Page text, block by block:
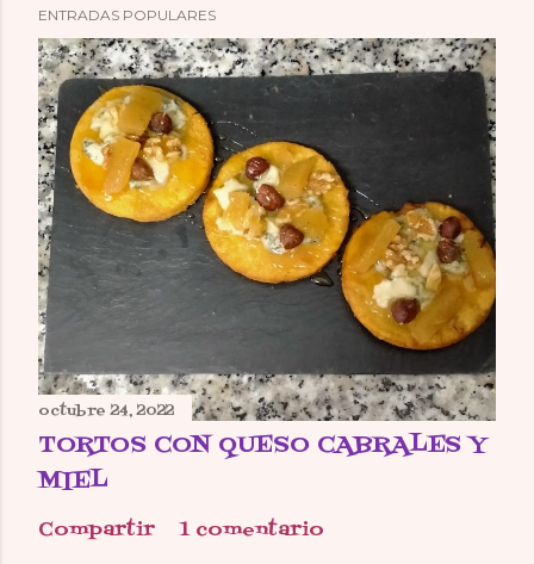
ENTRADAS POPULARES
octubre 24, 2022
TORTOS CON QUESO CABRALES Y
MIEL
Compartir 1 comentario